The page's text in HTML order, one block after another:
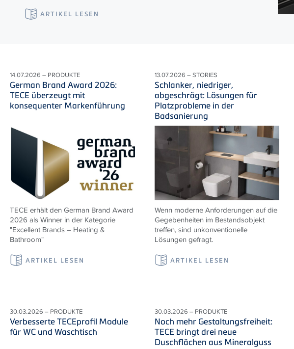
ARTIKEL LESEN
14.07.2026 – PRODUKTE
German Brand Award 2026:
TECE überzeugt mit
konsequenter Markenführung
TECE erhält den German Brand Award
2026 als Winner in der Kategorie
"Excellent Brands – Heating &
Bathroom"
ARTIKEL LESEN
13.07.2026 – STORIES
Schlanker, niedriger,
abgeschrägt: Lösungen für
Platzprobleme in der
Badsanierung
Wenn moderne Anforderungen auf die
Gegebenheiten im Bestandsobjekt
treffen, sind unkonventionelle
Lösungen gefragt.
ARTIKEL LESEN
30.03.2026 – PRODUKTE
Verbesserte TECEprofil Module
für WC und Waschtisch
30.03.2026 – PRODUKTE
Noch mehr Gestaltungsfreiheit:
TECE bringt drei neue
Duschflächen aus Mineralguss